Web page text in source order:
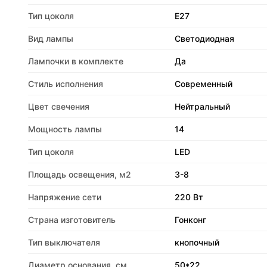
Тип цоколя E27
Вид лампы Светодиодная
Лампочки в комплекте Да
Стиль исполнения Современный
Цвет свечения Нейтральный
Мощность лампы 14
Тип цоколя LED
Площадь освещения, м2 3-8
Напряжение сети 220 Вт
Страна изготовитель Гонконг
Тип выключателя кнопочный
Диаметр основания, см 50*22